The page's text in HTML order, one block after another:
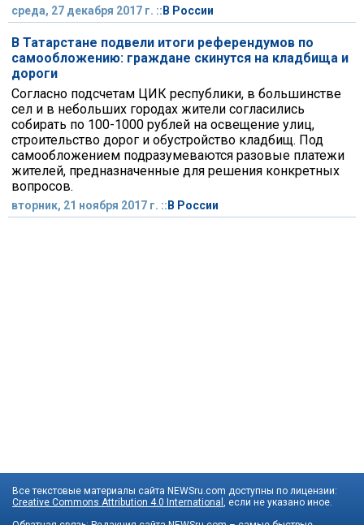
среда, 27 декабря 2017 г. :: В России
В Татарстане подвели итоги референдумов по
самообложению: граждане скинутся на кладбища и
дороги
Согласно подсчетам ЦИК республики, в большинстве
сел и в небольших городах жители согласились
собирать по 100-1000 рублей на освещение улиц,
строительство дорог и обустройство кладбищ. Под
самообложением подразумеваются разовые платежи
жителей, предназначенные для решения конкретных
вопросов.
вторник, 21 ноября 2017 г. :: В России
Все текстовые материалы сайта NEWSru.com доступны по лицензии:
Creative Commons Attribution 4.0 International , если не указано иное.